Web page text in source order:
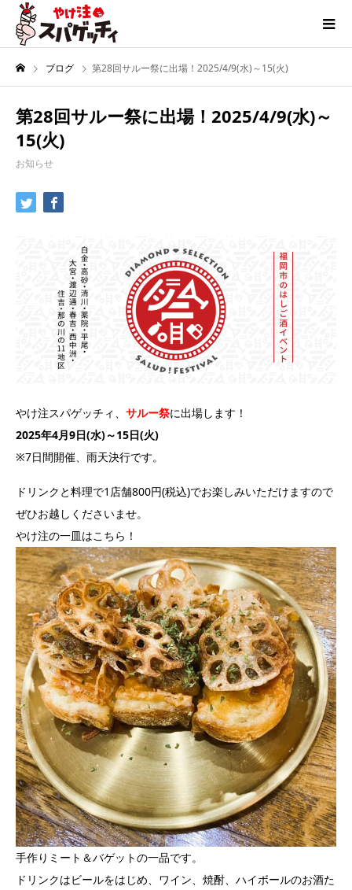
ブログ 第28回サルー祭に出場！2025/4/9(水)～15(火)
第28回サルー祭に出場！2025/4/9(水)～
15(火)
お知らせ
やけ注スパゲッチィ、 サルー祭に出場します！
2025年4月9日(水)～15日(火)
※7日間開催、雨天決行です。
ドリンクと料理で1店舗800円(税込)でお楽しみいただけますので
ぜひお越しくださいませ。
やけ注の一皿はこちら！
手作りミート＆バゲットの一品です。
ドリンクはビールをはじめ、ワイン、焼酎、ハイボールのお酒た